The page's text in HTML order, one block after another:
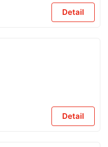
Detail
Detail